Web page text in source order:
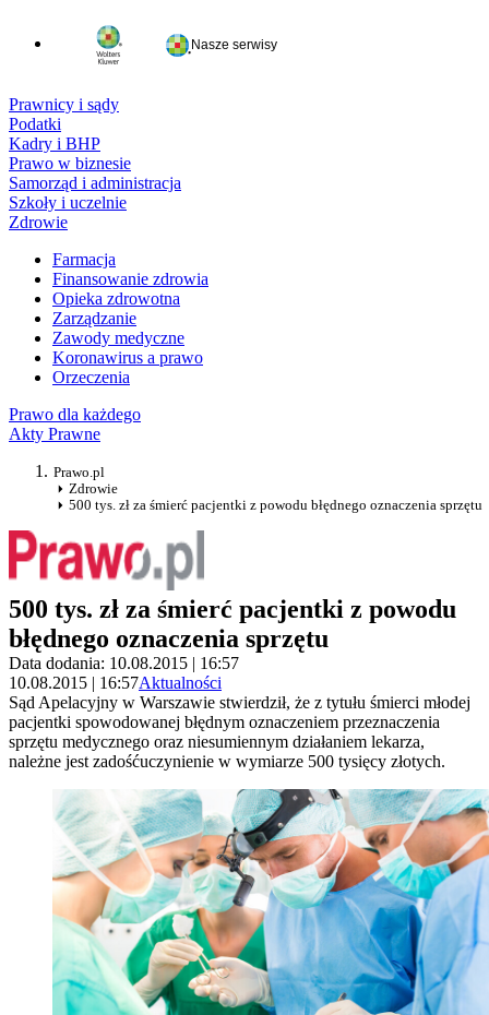
Nasze serwisy
Prawnicy i sądy
Podatki
Kadry i BHP
Prawo w biznesie
Samorząd i administracja
Szkoły i uczelnie
Zdrowie
Farmacja
Finansowanie zdrowia
Opieka zdrowotna
Zarządzanie
Zawody medyczne
Koronawirus a prawo
Orzeczenia
Prawo dla każdego
Akty Prawne
Prawo.pl
Zdrowie
500 tys. zł za śmierć pacjentki z powodu błędnego oznaczenia sprzętu
500 tys. zł za śmierć pacjentki z powodu
błędnego oznaczenia sprzętu
Data dodania: 10.08.2015 | 16:57
10.08.2015 | 16:57Aktualności
Sąd Apelacyjny w Warszawie stwierdził, że z tytułu śmierci młodej
pacjentki spowodowanej błędnym oznaczeniem przeznaczenia
sprzętu medycznego oraz niesumiennym działaniem lekarza,
należne jest zadośćuczynienie w wymiarze 500 tysięcy złotych.